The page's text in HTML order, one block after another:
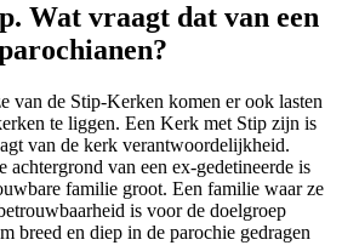
Wat vraagt dat van een
van de Stip-Kerken komen er ook lasten
te liggen. Een Kerk met Stip zijn is
van de kerk verantwoordelijkheid.
achtergrond van een ex-gedetineerde is
familie groot. Een familie waar ze
is voor de doelgroep
breed en diep in de parochie gedragen